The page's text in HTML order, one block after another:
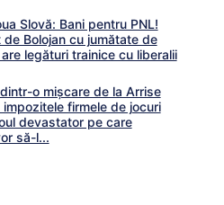
Slovă: Bani pentru PNL!
Bolojan cu jumătate de
are legături trainice cu liberalii
o mișcare de la Arrise
impozitele firmele de jocuri
devastator pe care
să-l...